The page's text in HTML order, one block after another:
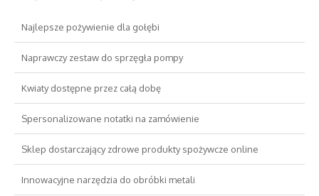
Drzwi i Okna
Nieruchomości, Działki
Domy, Mieszkania
Wykształcenie
Najlepsze pożywienie dla gołębi
Naprawczy zestaw do sprzęgła pompy
Kwiaty dostępne przez całą dobę
Spersonalizowane notatki na zamówienie
Sklep dostarczający zdrowe produkty spożywcze online
Innowacyjne narzędzia do obróbki metali